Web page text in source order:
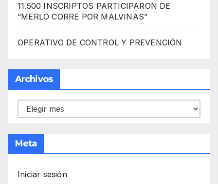
11.500 INSCRIPTOS PARTICIPARON DE
“MERLO CORRE POR MALVINAS”
OPERATIVO DE CONTROL Y PREVENCIÓN
Archivos
Archivos
Meta
Iniciar sesión